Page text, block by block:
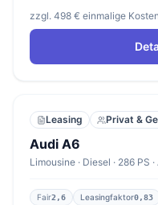
zzgl. 498 € einmalige Kosten
Leasing Privat &
Audi A6
Limousine · Diesel · 286 PS
Fair2,6 Leasingfaktor0,83